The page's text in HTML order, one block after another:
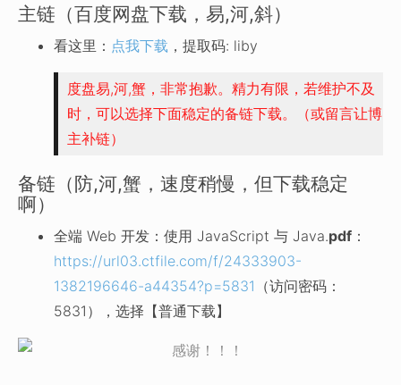
主链（百度网盘下载，易,河,斜）
看这里： 点我下载 ，提取码: liby
度盘易,河,蟹，非常抱歉。精力有限，若维护不及
时，可以选择下面稳定的备链下载。（或留言让博
主补链）
备链（防,河,蟹，速度稍慢，但下载稳定
啊）
全端 Web 开发：使用 JavaScript 与 Java.pdf ：
https://url03.ctfile.com/f/24333903-
1382196646-a44354?p=5831 （访问密码：
5831），选择【普通下载】